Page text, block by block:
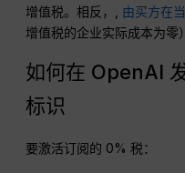
增值税。相反，, 由买方在
增值税的企业实际成本为零
如何在 OpenAI
标识
要激活订阅的 0% 税：